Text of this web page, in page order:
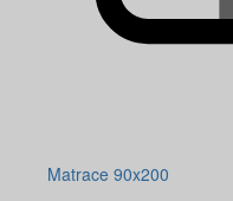
Matrace 90x200